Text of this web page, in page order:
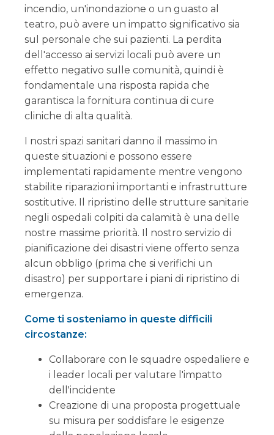
incendio, un'inondazione o un guasto al
teatro, può avere un impatto significativo sia
sul personale che sui pazienti. La perdita
dell'accesso ai servizi locali può avere un
effetto negativo sulle comunità, quindi è
fondamentale una risposta rapida che
garantisca la fornitura continua di cure
cliniche di alta qualità.
I nostri spazi sanitari danno il massimo in
queste situazioni e possono essere
implementati rapidamente mentre vengono
stabilite riparazioni importanti e infrastrutture
sostitutive. Il ripristino delle strutture sanitarie
negli ospedali colpiti da calamità è una delle
nostre massime priorità. Il nostro servizio di
pianificazione dei disastri viene offerto senza
alcun obbligo (prima che si verifichi un
disastro) per supportare i piani di ripristino di
emergenza.
Come ti sosteniamo in queste difficili
circostanze:
Collaborare con le squadre ospedaliere e
i leader locali per valutare l'impatto
dell'incidente
Creazione di una proposta progettuale
su misura per soddisfare le esigenze